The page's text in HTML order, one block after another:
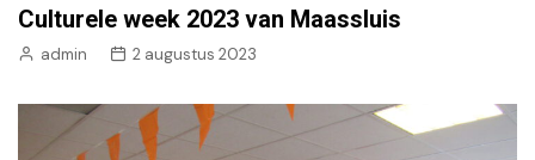
Culturele week 2023 van Maassluis
admin 2 augustus 2023